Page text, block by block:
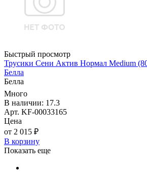
Быстрый просмотр
Трусики Сени Актив Нормал Medium
Белла
Белла
Много
В наличии: 17.3
Арт. KF-00033165
Цена
от 2 015 ₽
В корзину
Показать еще